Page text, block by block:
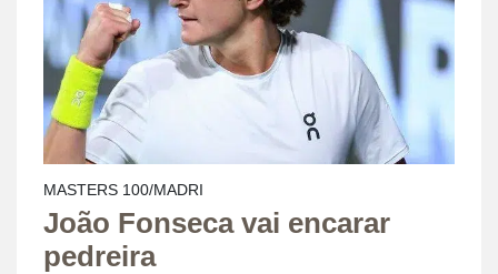
MASTERS 100/MADRI
João Fonseca vai encarar
pedreira